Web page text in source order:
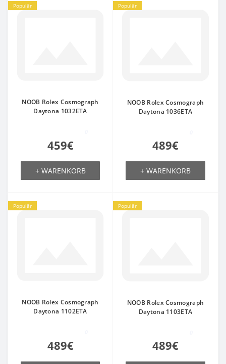
Populär
NOOB Rolex Cosmograph
Daytona 1032ETA
459€
+ WARENKORB
Populär
NOOB Rolex Cosmograph
Daytona 1036ETA
489€
+ WARENKORB
Populär
NOOB Rolex Cosmograph
Daytona 1102ETA
489€
Populär
NOOB Rolex Cosmograph
Daytona 1103ETA
489€